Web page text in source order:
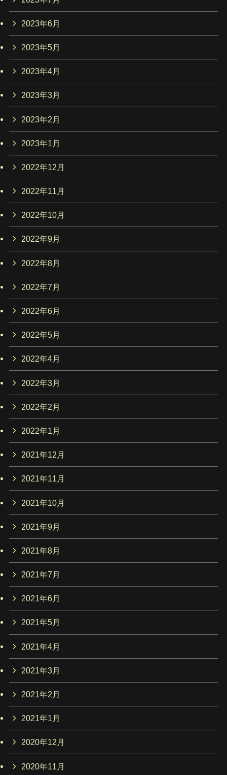
2023年6月
2023年5月
2023年4月
2023年3月
2023年2月
2023年1月
2022年12月
2022年11月
2022年10月
2022年9月
2022年8月
2022年7月
2022年6月
2022年5月
2022年4月
2022年3月
2022年2月
2022年1月
2021年12月
2021年11月
2021年10月
2021年9月
2021年8月
2021年7月
2021年6月
2021年5月
2021年4月
2021年3月
2021年2月
2021年1月
2020年12月
2020年11月